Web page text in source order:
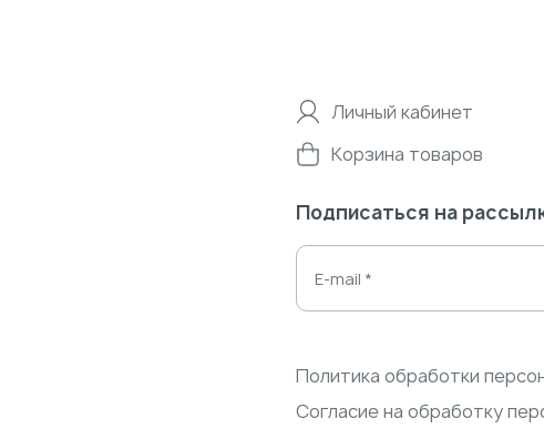
Личный кабинет
Корзина товаров
Подписаться на
Политика обработки
Согласие на обработку